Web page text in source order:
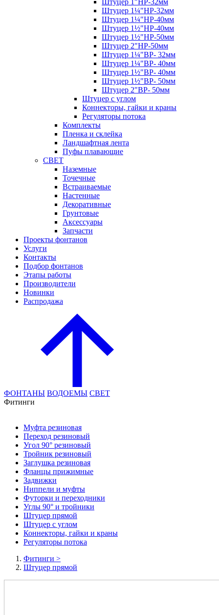
Штуцер 1"НР-32мм
Штуцер 1¼"НР-32мм
Штуцер 1¼"НР-40мм
Штуцер 1½"НР-40мм
Штуцер 1½"НР-50мм
Штуцер 2"НР-50мм
Штуцер 1¼"ВР- 32мм
Штуцер 1¼"ВР- 40мм
Штуцер 1½"ВР- 40мм
Штуцер 1½"ВР- 50мм
Штуцер 2"ВР- 50мм
Штуцер с углом
Коннекторы, гайки и краны
Регуляторы потока
Комплекты
Пленка и склейка
Ландшафтная лента
Пуфы плавающие
СВЕТ
Наземные
Точечные
Встраиваемые
Настенные
Декоративные
Грунтовые
Аксессуары
Запчасти
Проекты фонтанов
Услуги
Контакты
Подбор фонтанов
Этапы работы
Производители
Новинки
Распродажа
ФОНТАНЫ ВОДОЕМЫ СВЕТ
Фитинги
Муфта резиновая
Переход резиновый
Угол 90° резиновый
Тройник резиновый
Заглушка резиновая
Фланцы прижимные
Задвижки
Ниппели и муфты
Футорки и переходники
Углы 90° и тройники
Штуцер прямой
Штуцер с углом
Коннекторы, гайки и краны
Регуляторы потока
Фитинги >
Штуцер прямой